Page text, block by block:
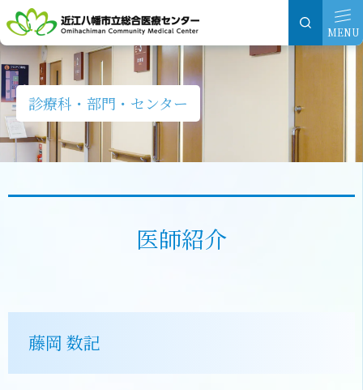
ロ
ー
バ
ル
ナ
ビ
ー
文
へ
ー
カ
ル
ナ
ビ
ゲ
シ
ッ
タ
ー
へ
MENU
診療科・部門・センター
医師紹介
藤岡 数記